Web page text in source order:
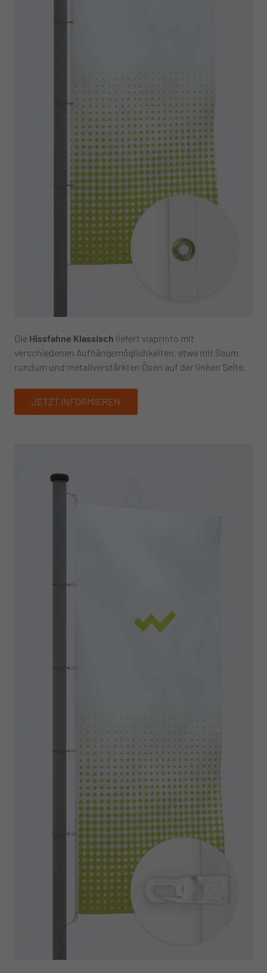
Die Hissfahne Klassisch liefert viaprinto mit
verschiedenen Aufhängemöglichkeiten, etwa mit Saum
rundum und metallverstärkten Ösen auf der linken Seite.
JETZT INFORMIEREN